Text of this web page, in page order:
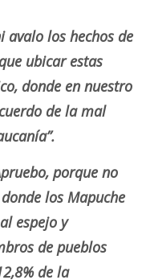
avalo los hechos de
ubicar estas
donde en nuestro
de la mal
porque no
los Mapuche
espejo y
de pueblos
de la